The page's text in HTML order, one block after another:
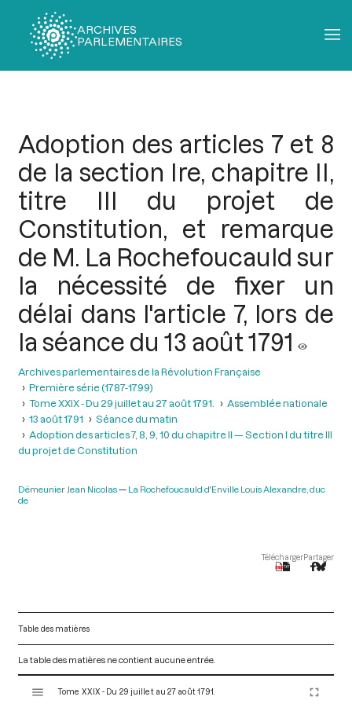
ARCHIVES
PARLEMENTAIRES
Adoption des articles 7 et 8
de la section Ire, chapitre II,
titre III du projet de
Constitution, et remarque
de M. La Rochefoucauld sur
la nécessité de fixer un
délai dans l'article 7, lors de
la séance du 13 août 1791
Archives parlementaires de la Révolution Française
Première série (1787-1799)
Tome XXIX - Du 29 juillet au 27 août 1791.
Assemblée nationale
13 août 1791
Séance du matin
Adoption des articles 7, 8, 9, 10 du chapitre II — Section I du titre III
du projet de Constitution
Démeunier Jean Nicolas
La Rochefoucauld d'Enville Louis Alexandre, duc
de
TéléchargerPartager
Table des matières
La table des matières ne contient aucune entrée.
Tome XXIX - Du 29 juillet au 27 août 1791.